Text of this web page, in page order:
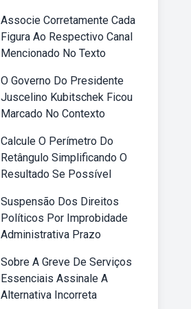
Associe Corretamente Cada
Figura Ao Respectivo Canal
Mencionado No Texto
O Governo Do Presidente
Juscelino Kubitschek Ficou
Marcado No Contexto
Calcule O Perímetro Do
Retângulo Simplificando O
Resultado Se Possível
Suspensão Dos Direitos
Políticos Por Improbidade
Administrativa Prazo
Sobre A Greve De Serviços
Essenciais Assinale A
Alternativa Incorreta